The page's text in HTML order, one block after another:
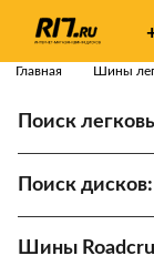
Главная Шины
Поиск
Поиск дисков:
Шины